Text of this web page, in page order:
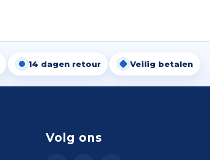
14 dagen retour Veilig betalen
Volg ons